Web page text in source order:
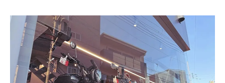
サスペンション調整で得られる走行感
吸排気システムのアップグレード
パフォーマンス向上のためのカスタマイズ
燃費向上を目指したメンテナンス例